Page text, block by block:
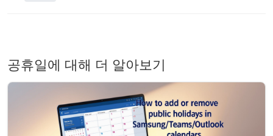
공휴일에 대해 더 알아보기